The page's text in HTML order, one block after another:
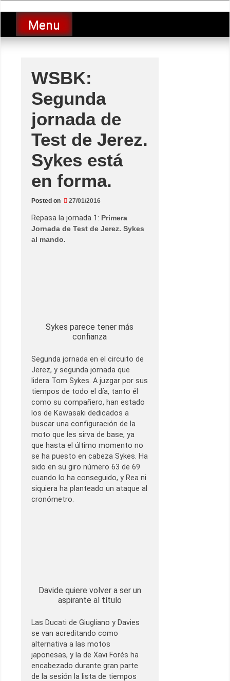
to
contentLucio Lopez GP
luciolopezgp
Menu
WSBK:
Segunda
jornada de
Test de Jerez.
Sykes está
en forma.
Posted on 27/01/2016
Repasa la jornada 1: Primera
Jornada de Test de Jerez. Sykes
al mando.
Sykes parece tener más
confianza
Segunda jornada en el circuito de
Jerez, y segunda jornada que
lidera Tom Sykes. A juzgar por sus
tiempos de todo el día, tanto él
como su compañero, han estado
los de Kawasaki dedicados a
buscar una configuración de la
moto que les sirva de base, ya
que hasta el último momento no
se ha puesto en cabeza Sykes. Ha
sido en su giro número 63 de 69
cuando lo ha conseguido, y Rea ni
siquiera ha planteado un ataque al
cronómetro.
Davide quiere volver a ser un
aspirante al título
Las Ducati de Giugliano y Davies
se van acreditando como
alternativa a las motos
japonesas, y la de Xavi Forés ha
encabezado durante gran parte
de la sesión la lista de tiempos